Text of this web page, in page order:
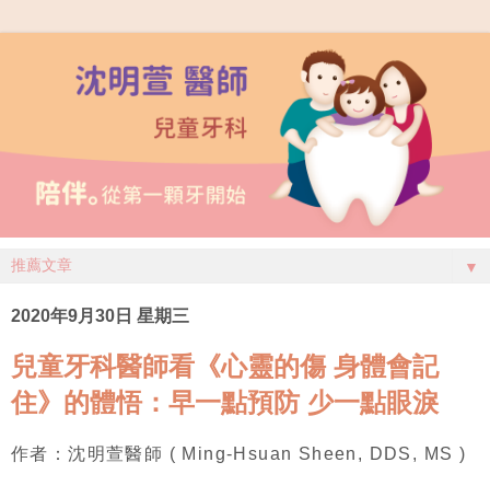
▼
2020年9月30日 星期三
兒童牙科醫師看《心靈的傷 身體會記
住》的體悟：早一點預防 少一點眼淚
作者：沈明萱醫師 ( Ming-Hsuan Sheen, DDS, MS )